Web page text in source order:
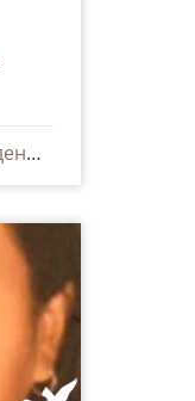
Просмотреть все сведения